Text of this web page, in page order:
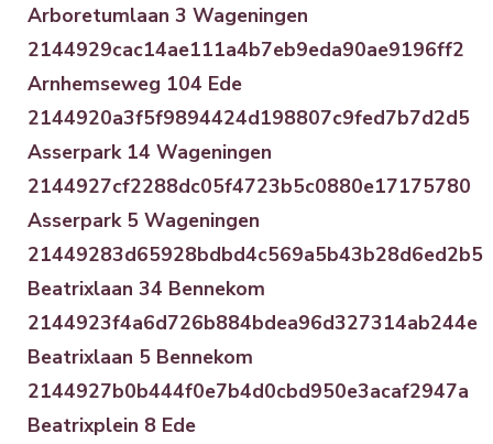
Arboretumlaan 3 Wageningen
2144929cac14ae111a4b7eb9eda90ae9196ff2
Arnhemseweg 104 Ede
2144920a3f5f9894424d198807c9fed7b7d2d5
Asserpark 14 Wageningen
2144927cf2288dc05f4723b5c0880e17175780
Asserpark 5 Wageningen
21449283d65928bdbd4c569a5b43b28d6ed2b5
Beatrixlaan 34 Bennekom
2144923f4a6d726b884bdea96d327314ab244e
Beatrixlaan 5 Bennekom
2144927b0b444f0e7b4d0cbd950e3acaf2947a
Beatrixplein 8 Ede